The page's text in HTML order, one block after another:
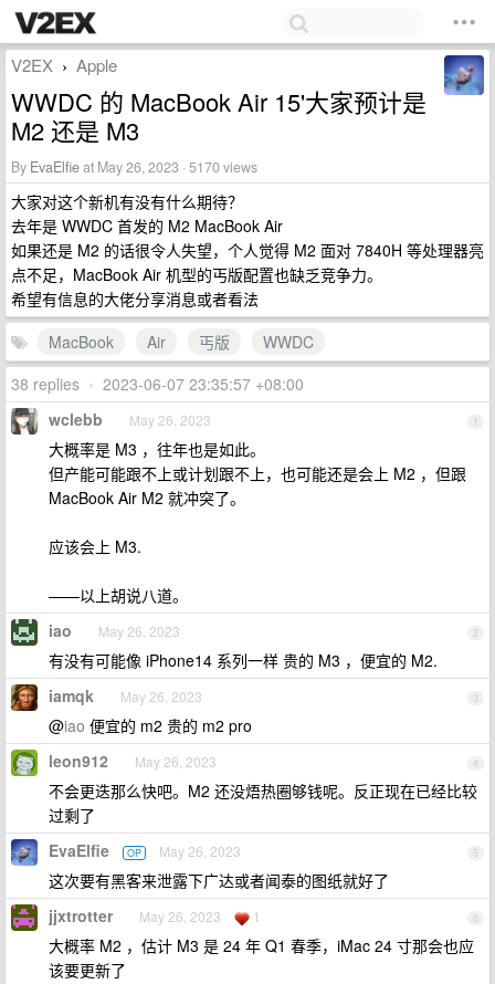
V2EX › Apple
WWDC 的 MacBook Air 15'大家预计是
M2 还是 M3
By EvaElfieat May 26, 2023 · 5170 views
大家对这个新机有没有什么期待？
去年是 WWDC 首发的 M2 MacBook Air
如果还是 M2 的话很令人失望，个人觉得 M2 面对 7840H 等处理器亮
点不足，MacBook Air 机型的丐版配置也缺乏竞争力。
希望有信息的大佬分享消息或者看法
MacBook
Air 丐版
WWDC
38 replies • 2023-06-07 23:35:57 +08:00
1
wclebb May 26, 2023
大概率是 M3 ，往年也是如此。
但产能可能跟不上或计划跟不上，也可能还是会上 M2 ，但跟
MacBook Air M2 就冲突了。
应该会上 M3.
——以上胡说八道。
2
iao May 26, 2023
有没有可能像 iPhone14 系列一样 贵的 M3 ，便宜的 M2.
3
iamqk May 26, 2023
@iao 便宜的 m2 贵的 m2 pro
4
leon912 May 26, 2023
不会更迭那么快吧。M2 还没焐热圈够钱呢。反正现在已经比较
过剩了
5
EvaElfie OP May 26, 2023
这次要有黑客来泄露下广达或者闻泰的图纸就好了
6
jjxtrotter May 26, 2023 1
大概率 M2 ，估计 M3 是 24 年 Q1 春季，iMac 24 寸那会也应
该要更新了